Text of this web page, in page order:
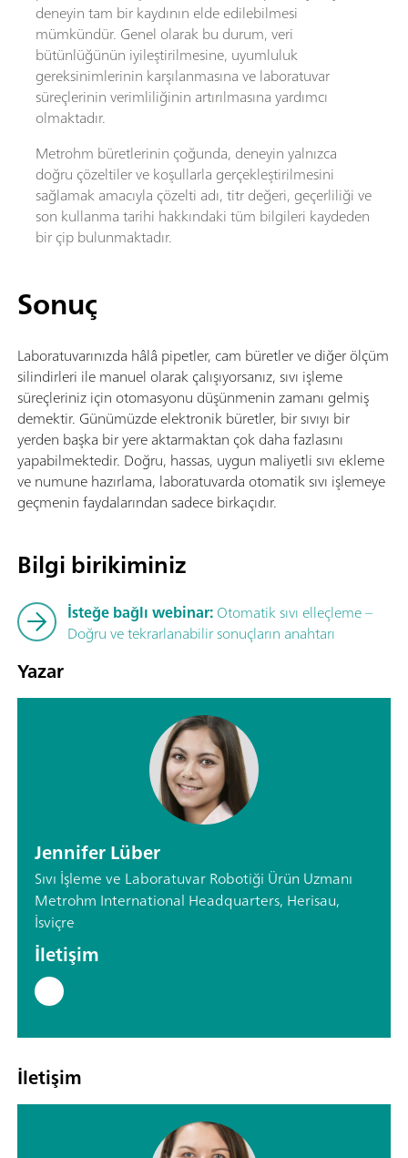
deneyin tam bir kaydının elde edilebilmesi
mümkündür. Genel olarak bu durum, veri
bütünlüğünün iyileştirilmesine, uyumluluk
gereksinimlerinin karşılanmasına ve laboratuvar
süreçlerinin verimliliğinin artırılmasına yardımcı
olmaktadır.
Metrohm büretlerinin çoğunda, deneyin yalnızca
doğru çözeltiler ve koşullarla gerçekleştirilmesini
sağlamak amacıyla çözelti adı, titr değeri, geçerliliği ve
son kullanma tarihi hakkındaki tüm bilgileri kaydeden
bir çip bulunmaktadır.
Sonuç
Laboratuvarınızda hâlâ pipetler, cam büretler ve diğer ölçüm
silindirleri ile manuel olarak çalışıyorsanız, sıvı işleme
süreçleriniz için otomasyonu düşünmenin zamanı gelmiş
demektir. Günümüzde elektronik büretler, bir sıvıyı bir
yerden başka bir yere aktarmaktan çok daha fazlasını
yapabilmektedir. Doğru, hassas, uygun maliyetli sıvı ekleme
ve numune hazırlama, laboratuvarda otomatik sıvı işlemeye
geçmenin faydalarından sadece birkaçıdır.
Bilgi birikiminiz
İsteğe bağlı webinar:Otomatik sıvı elleçleme –
Doğru ve tekrarlanabilir sonuçların anahtarı
Yazar
Jennifer Lüber
Sıvı İşleme ve Laboratuvar Robotiği Ürün Uzmanı
Metrohm International Headquarters, Herisau,
İsviçre
İletişim
İletişim